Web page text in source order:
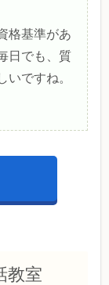
格基準があ
日でも、質
いですね。
教室